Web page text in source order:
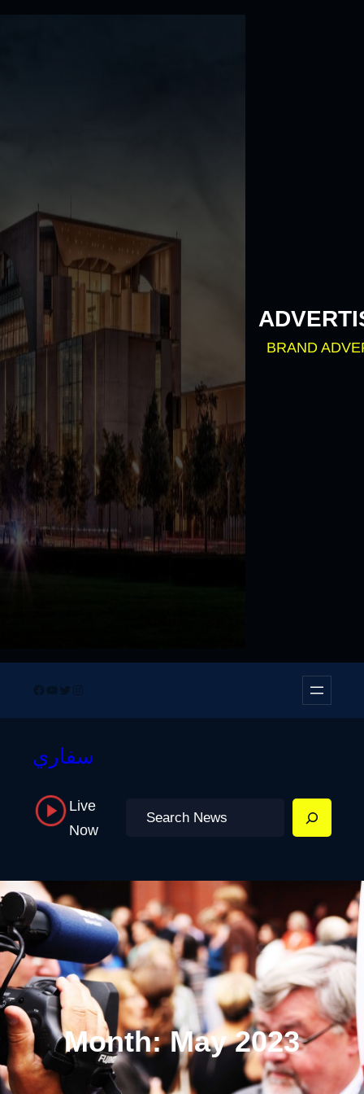
BRAND
Facebook
YouTube
TwitterInstagram
سفاري
Live
Now
Search
Month:May 2023